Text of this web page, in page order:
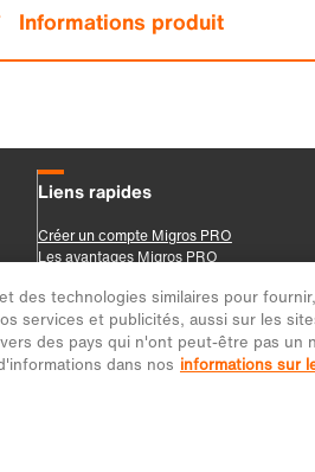
des technologies similaires pour
services et publicités, aussi sur les
des pays qui n'ont peut-être pas un
dans nos informations sur